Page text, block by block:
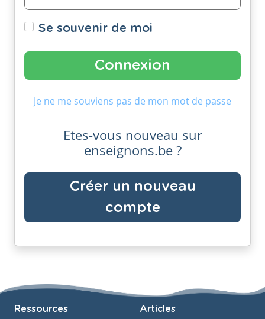
Se souvenir de moi
Je ne me souviens pas de mon mot de passe
Etes-vous nouveau sur
enseignons.be ?
Créer un nouveau
compte
Ressources Articles